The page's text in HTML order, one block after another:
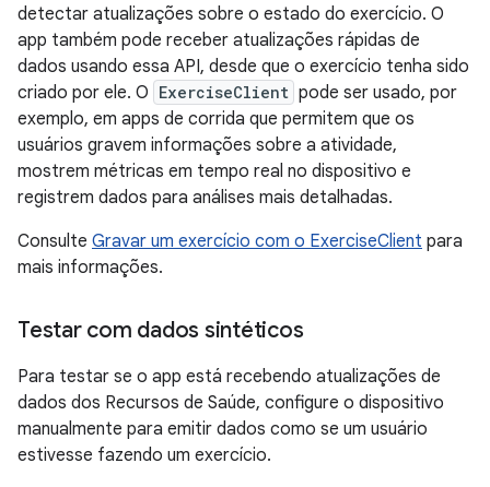
detectar atualizações sobre o estado do exercício. O
app também pode receber atualizações rápidas de
dados usando essa API, desde que o exercício tenha sido
criado por ele. O ExerciseClient pode ser usado, por
exemplo, em apps de corrida que permitem que os
usuários gravem informações sobre a atividade,
mostrem métricas em tempo real no dispositivo e
registrem dados para análises mais detalhadas.
Consulte Gravar um exercício com o ExerciseClient para
mais informações.
Testar com dados sintéticos
Para testar se o app está recebendo atualizações de
dados dos Recursos de Saúde, configure o dispositivo
manualmente para emitir dados como se um usuário
estivesse fazendo um exercício.